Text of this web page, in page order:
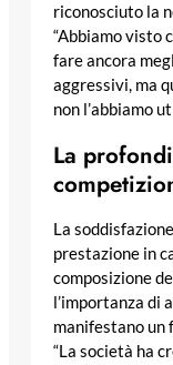
riconosciuto la
“Abbiamo visto
fare ancora
aggressivi, ma
non l’abbiamo
La
La
prestazione in
composizione
l’importanza di
manifestano un
“La società ha